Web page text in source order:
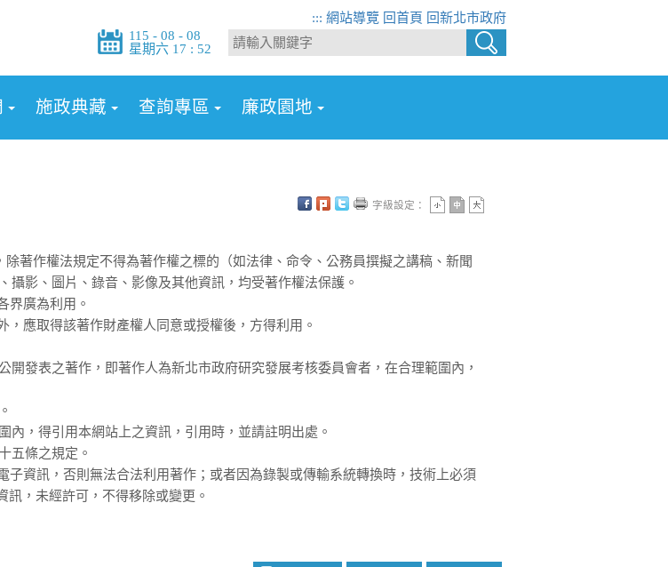
::: 網站導覽 回首頁
回新北市政府
115 - 08 - 08
星期六 17 : 52
施政典藏 查詢專區 廉政園地
字級設定：
著作權法規定不得為著作權之標的（如法律、命令、公務員撰擬之講稿、新聞
影、圖片、錄音、影像及其他資訊，均受著作權法保護。
界廣為利用。
應取得該著作財產權人同意或授權後，方得利用。
發表之著作，即著作人為新北市政府研究發展考核委員會者，在合理範圍內，
，得引用本網站上之資訊，引用時，並請註明出處。
五條之規定。
資訊，否則無法合法利用著作；或者因為錄製或傳輸系統轉換時，技術上必須
，未經許可，不得移除或變更。